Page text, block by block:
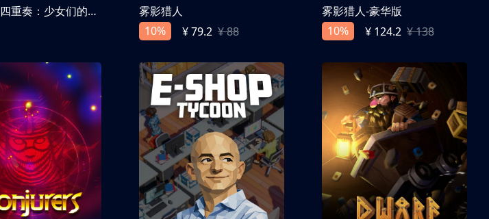
蔚蓝反射四重奏：少女们的奇迹
雾影猎人
10%
¥ 79.2 ¥ 88
雾影猎人-豪华版
10%
¥ 124.2 ¥ 138